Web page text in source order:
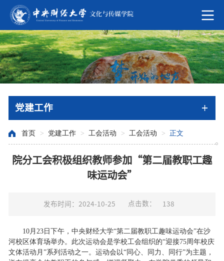
党建工作
首页 > 党建工作 > 工会活动 > 工会活动 > 正文
院分工会积极组织教师参加“第二届教职工趣
味运动会”
发布时间：2024-10-25 点击数： 138
10月23日下午，中央财经大学“第二届教职工趣味运动会”在沙
河校区体育场举办。此次运动会是学校工会组织的“迎接75周年校庆
文体活动月”系列活动之一。运动会以“同心、同力、同行”为主题，